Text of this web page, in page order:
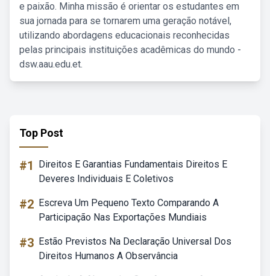
e paixão. Minha missão é orientar os estudantes em
sua jornada para se tornarem uma geração notável,
utilizando abordagens educacionais reconhecidas
pelas principais instituições acadêmicas do mundo -
dsw.aau.edu.et.
Top Post
#1
Direitos E Garantias Fundamentais Direitos E
Deveres Individuais E Coletivos
#2 Escreva Um Pequeno Texto Comparando A
Participação Nas Exportações Mundiais
#3 Estão Previstos Na Declaração Universal Dos
Direitos Humanos A Observância